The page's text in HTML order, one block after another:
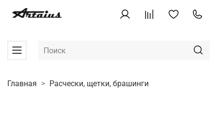
Главная Расчески, щетки, брашинги